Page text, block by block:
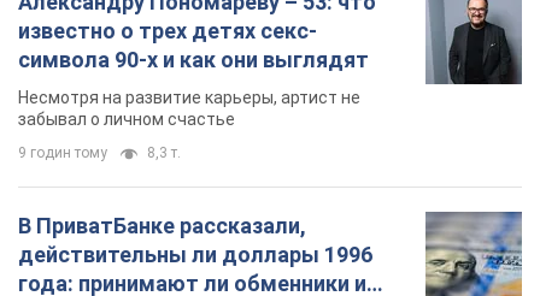
действительны ли доллары 1996
года: принимают ли обменники и
банки такие купюры
принимают старые доллары